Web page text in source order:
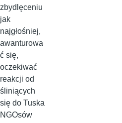
zbydlęceniu
jak
najgłośniej,
awanturowa
ć się,
oczekiwać
reakcji od
śliniących
się do Tuska
NGOsów